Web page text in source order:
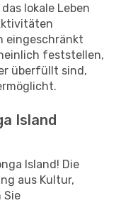
lokale Leben
eingeschränkt
feststellen,
überfüllt sind,
Island
Island! Die
aus Kultur,
Sie